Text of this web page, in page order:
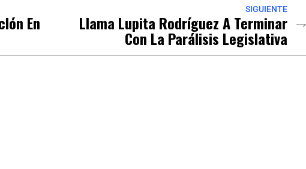
En
SIGUIENTE
Llama Lupita Rodríguez A Terminar
Con La Parálisis Legislativa